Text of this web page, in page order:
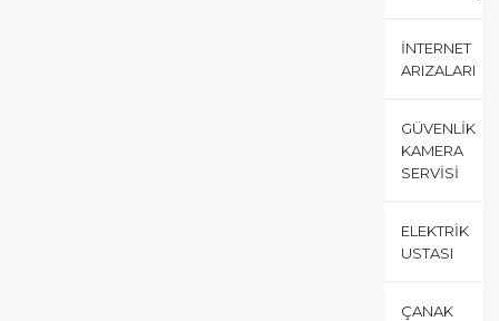
İNTERNET
ARIZALARI
GÜVENLIK
KAMERA
SERVISI
ELEKTRIK
USTASI
ÇANAK